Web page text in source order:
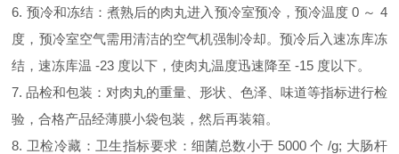
6. 预冷和冻结：煮熟后的肉丸进入预冷室预冷，预冷温度 0 ～ 4
度，预冷室空气需用清洁的空气机强制冷却。预冷后入速冻库冻
结，速冻库温 -23 度以下，使肉丸温度迅速降至 -15 度以下。
7. 品检和包装：对肉丸的重量、形状、色泽、味道等指标进行检
验，合格产品经薄膜小袋包装，然后再装箱。
8. 卫检冷藏：卫生指标要求：细菌总数小于 5000 个 /g; 大肠杆